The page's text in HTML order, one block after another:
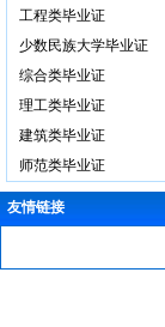
工程类毕业证
少数民族大学毕业证
综合类毕业证
理工类毕业证
建筑类毕业证
师范类毕业证
友情链接